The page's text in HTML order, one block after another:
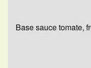
Base sauce tomate,